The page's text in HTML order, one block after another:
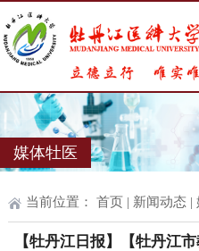
媒体牡医
当前位置： 首页| 新闻动态 |
【牡丹江日报】【牡丹江